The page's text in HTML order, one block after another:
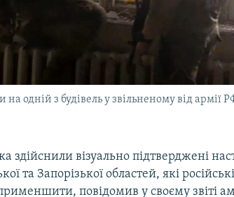
одній з будівель у звільненому від армії
здійснили візуально підтверджені
та Запорізької областей, які
повідомив у своєму звіті